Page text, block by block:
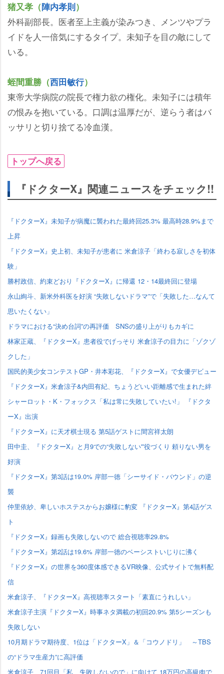
猪又孝（陣内孝則）
外科副部長。医者至上主義が染みつき、メンツやプラ
イドを人一倍気にするタイプ。未知子を目の敵にして
いる。
蛭間重勝（西田敏行）
東帝大学病院の院長で権力欲の権化。未知子には積年
の恨みを抱いている。口調は温厚だが、逆らう者はバ
ッサリと切り捨てる冷血漢。
トップへ戻る
『ドクターX』関連ニュースをチェック!!
『ドクターX』未知子が病魔に襲われた最終回25.3% 最高時28.9%まで
上昇
『ドクターX』史上初、未知子が患者に 米倉涼子「終わる寂しさを初体
験」
勝村政信、約束どおり『ドクターX』に帰還 12・14最終回に登場
永山絢斗、新米外科医を好演 “失敗しないドラマ”で「失敗した…なんて
思いたくない」
ドラマにおける“決め台詞”の再評価 SNSの盛り上がりもカギに
林家正蔵、『ドクターX』患者役でげっそり 米倉涼子の目力に「ゾクゾ
クした」
国民的美少女コンテストGP・井本彩花、『ドクターX』で女優デビュー
『ドクターX』米倉涼子&内田有紀、ちょうどいい距離感で生まれた絆
シャーロット・K・フォックス「私は常に失敗していたい!」 『ドクタ
ーX』出演
『ドクターX』に天才棋士現る 第5話ゲストに間宮祥太朗
田中圭、『ドクターX』と月9での“失敗しない'”役づくり 頼りない男を
好演
『ドクターX』第3話は19.0% 岸部一徳「シーサイド・バウンド」の逆
襲
仲里依紗、卑しいホステスからお嬢様に豹変 『ドクターX』第4話ゲス
ト
『ドクターX』録画も失敗しないので 総合視聴率29.8%
『ドクターX』第2話は19.6% 岸部一徳のベーシストいじりに沸く
『ドクターX』の世界を360度体感できるVR映像、公式サイトで無料配
信
米倉涼子、『ドクターX』高視聴率スタート「素直にうれしい」
米倉涼子主演『ドクターX』時事ネタ満載の初回20.9% 第5シーズンも
失敗しない
10月期ドラマ期待度、1位は「ドクターX」＆「コウノドリ」 ～TBS
の“ドラマ生産力”に高評価
米倉涼子、71回目「私、失敗しないので」に向けて 18万円の高級肉で